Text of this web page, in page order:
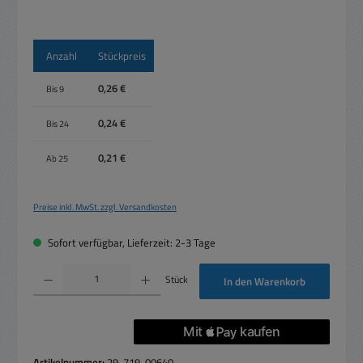
Anzahl Stückpreis
Bis9 0,26 €
Bis24 0,24 €
Ab 25 0,21 €
Preise inkl. MwSt. zzgl. Versandkosten
Sofort verfügbar, Lieferzeit: 2-3 Tage
Produkt Anzahl: Gib den gewünschten Wert ein oder benutze die Schaltflächen um
Stück In den Warenkorb